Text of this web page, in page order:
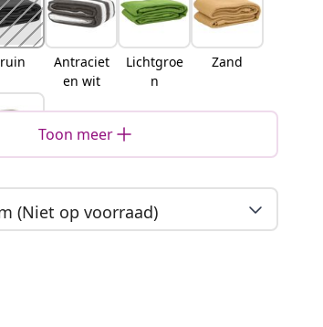
Antraciet
en wit
Lichtgroe
n
Zand
Toon meer
(Niet op voorraad)